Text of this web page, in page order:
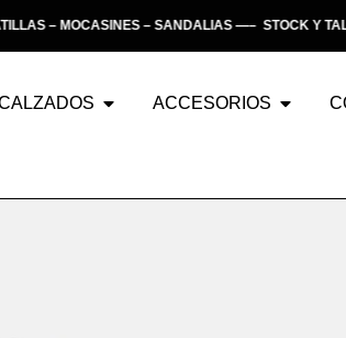
MOCASINES – SANDALIAS —– STOCK Y
ACCESORIOS